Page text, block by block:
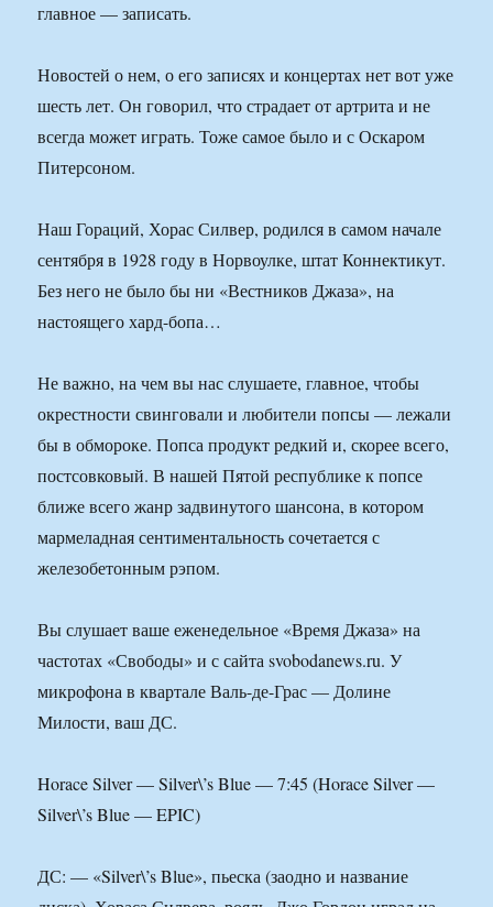
главное — записать.
Новостей о нем, о его записях и концертах нет вот уже
шесть лет. Он говорил, что страдает от артрита и не
всегда может играть. Тоже самое было и с Оскаром
Питерсоном.
Наш Гораций, Хорас Силвер, родился в самом начале
сентября в 1928 году в Норвоулке, штат Коннектикут.
Без него не было бы ни «Вестников Джаза», на
настоящего хард-бопа…
Не важно, на чем вы нас слушаете, главное, чтобы
окрестности свинговали и любители попсы — лежали
бы в обмороке. Попса продукт редкий и, скорее всего,
постсовковый. В нашей Пятой республике к попсе
ближе всего жанр задвинутого шансона, в котором
мармеладная сентиментальность сочетается с
железобетонным рэпом.
Вы слушает ваше еженедельное «Время Джаза» на
частотах «Свободы» и с сайта svobodanews.ru. У
микрофона в квартале Валь-де-Грас — Долине
Милости, ваш ДС.
Horace Silver — Silver\’s Blue — 7:45 (Horace Silver —
Silver\’s Blue — EPIC)
ДС: — «Silver\’s Blue», пьеска (заодно и название